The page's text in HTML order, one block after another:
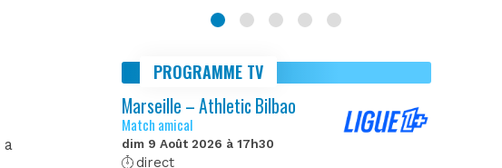
a
PROGRAMME TV
Marseille – Athletic Bilbao
Match amical
dim 9 Août 2026 à 17h30
direct